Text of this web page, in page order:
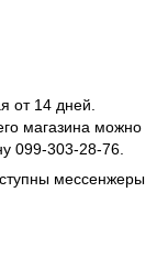
от 14 дней.
магазина можно
099-303-28-76.
мессенжеры